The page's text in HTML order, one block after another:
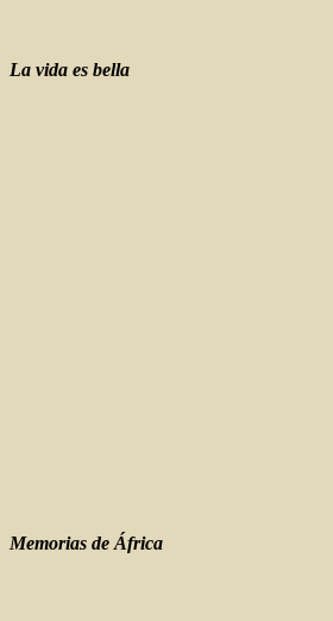
La vida es bella
Memorias de África